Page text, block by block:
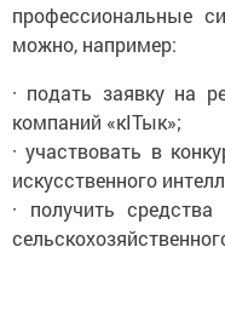
профессиональные
можно, например:
· подать заявку на
компаний «кIТык»;
· участвовать в
искусственного
· получить